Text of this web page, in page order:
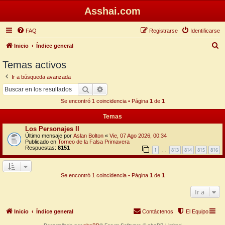
Asshai.com
FAQ Identificarse
Registrarse
Inicio Índice general
Temas activos
Ir a búsqueda avanzada
Buscar
Se encontró 1 coincidencia • Página 1de 1
Temas
Los Personajes II
Último mensaje por Aslan Bolton « Vie, 07 Ago 2026, 00:34
Publicado en Torneo de la Falsa Primavera
Respuestas: 8151 1 813 814 815 816
Se encontró 1 coincidencia • Página 1de 1
Ir a
Inicio Índice general El Equipo
Contáctenos